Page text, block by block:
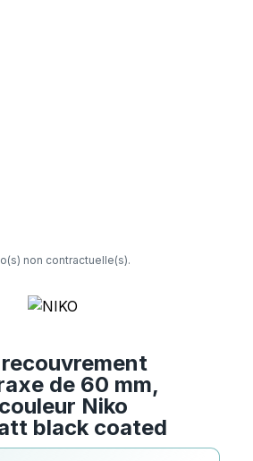
non contractuelle(s).
de 60 mm,
Niko
black coated